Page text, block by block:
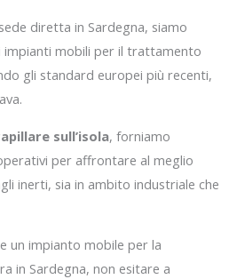
diretta in Sardegna, siamo
impianti mobili per il trattamento
gli standard europei più recenti,
sull’isola, forniamo
per affrontare al meglio
inerti, sia in ambito industriale che
un impianto mobile per la
in Sardegna, non esitare a